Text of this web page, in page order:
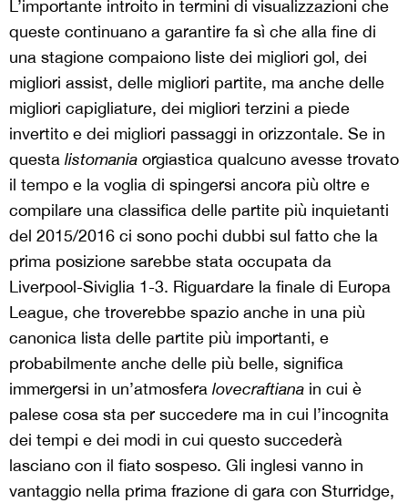
L’importante introito in termini di visualizzazioni che
queste continuano a garantire fa sì che alla fine di
una stagione compaiono liste dei migliori gol, dei
migliori assist, delle migliori partite, ma anche delle
migliori capigliature, dei migliori terzini a piede
invertito e dei migliori passaggi in orizzontale. Se in
questa listomania orgiastica qualcuno avesse trovato
il tempo e la voglia di spingersi ancora più oltre e
compilare una classifica delle partite più inquietanti
del 2015/2016 ci sono pochi dubbi sul fatto che la
prima posizione sarebbe stata occupata da
Liverpool-Siviglia 1-3. Riguardare la finale di Europa
League, che troverebbe spazio anche in una più
canonica lista delle partite più importanti, e
probabilmente anche delle più belle, significa
immergersi in un’atmosfera lovecraftiana in cui è
palese cosa sta per succedere ma in cui l’incognita
dei tempi e dei modi in cui questo succederà
lasciano con il fiato sospeso. Gli inglesi vanno in
vantaggio nella prima frazione di gara con Sturridge,